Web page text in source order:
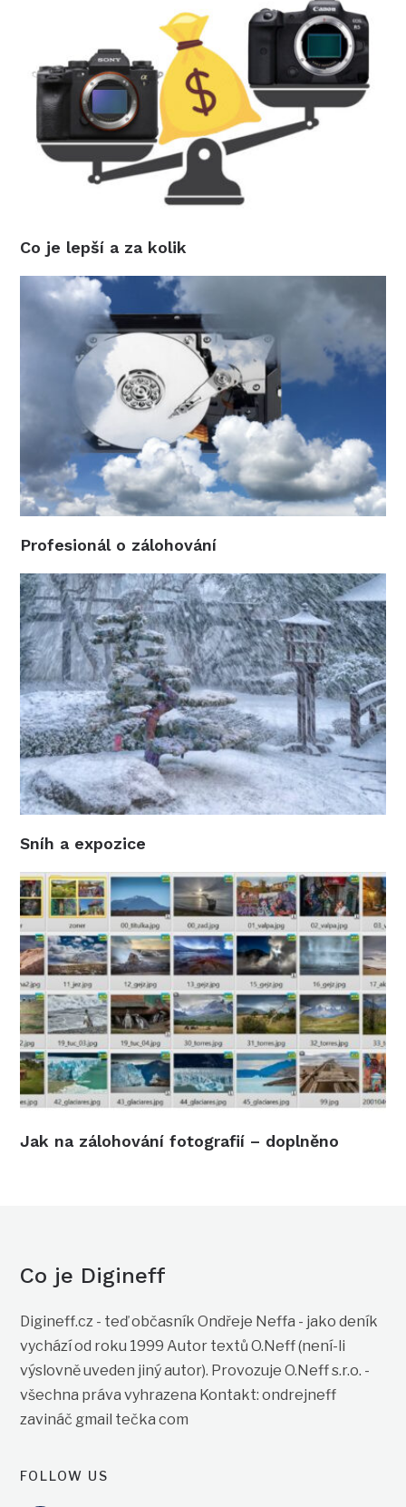
Co je lepší a za kolik
Profesionál o zálohování
Sníh a expozice
Jak na zálohování fotografií – doplněno
Co je Digineff
Digineff.cz - teď občasník Ondřeje Neffa - jako deník
vychází od roku 1999 Autor textů O.Neff (není-li
výslovně uveden jiný autor). Provozuje O.Neff s.r.o. -
všechna práva vyhrazena Kontakt: ondrejneff
zavináč gmail tečka com
FOLLOW US